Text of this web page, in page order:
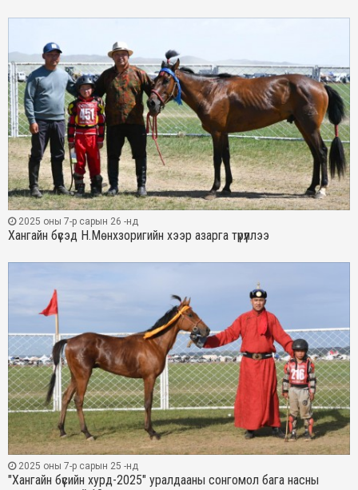
2025 оны 7-р сарын 26 -нд
Хангайн бүсэд Н.Мөнхзоригийн хээр азарга түрүүллээ
2025 оны 7-р сарын 25 -нд
"Хангайн бүсийн хурд-2025" уралдааны сонгомол бага насны